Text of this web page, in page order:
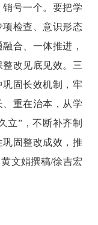
号一个。要把学
检查、意识形态
合、一体推进，
改见底见效。三
固长效机制，牢
重在治本，从学
立”，不断补齐制
固整改成效，推
黄文娟撰稿/徐吉宏